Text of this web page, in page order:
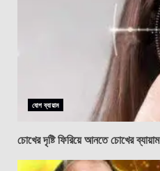
যোগ ব্যায়াম
চোখের দৃষ্টি ফিরিয়ে আনতে চোখের ব্যায়াম